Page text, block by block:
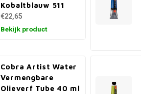
Kobaltblauw 511
€22,65
Bekijk product
Cobra Artist Water
Vermengbare
Olieverf Tube 40 ml